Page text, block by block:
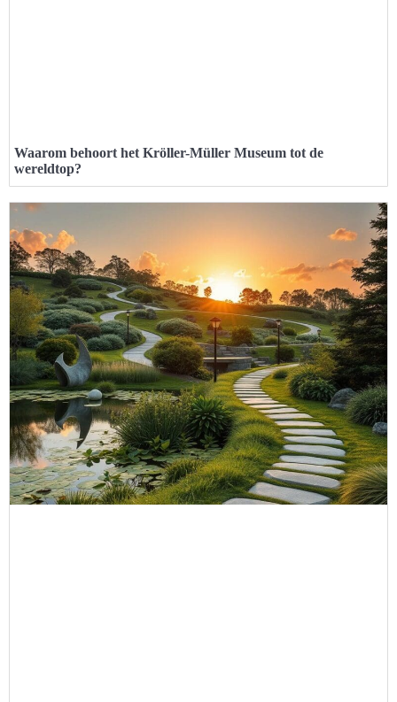
Waarom behoort het Kröller-Müller Museum tot de
wereldtop?